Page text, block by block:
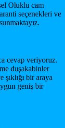
Oluklu cam
seçenekleri ve
cevap veriyoruz.
duşakabinler
bir araya
geniş bir